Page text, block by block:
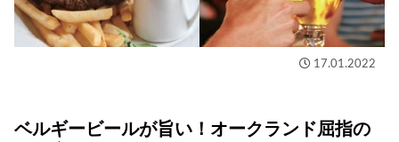
17.01.2022
ベルギービールが旨い！オークランド屈指の